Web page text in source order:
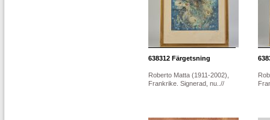
638312 Färgetsning
Roberto Matta (1911-2002),
Frankrike. Signerad, nu..//